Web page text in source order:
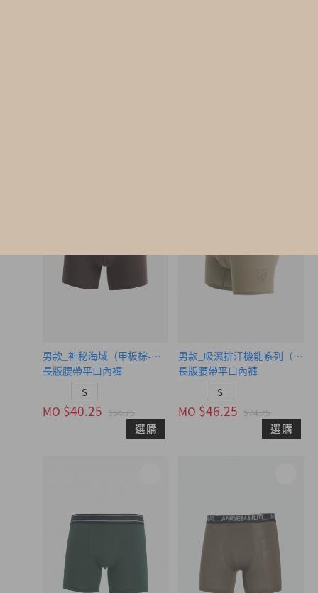
男款_神秘海域（甲板棕-黑卡其緊帶）
長版腰帶平口內褲
S
MO $40.25 $64.75
選購
男款_吸濕排汗機能系列（塞納
長版腰帶平口內褲
S
MO $46.25 $74.75
選購